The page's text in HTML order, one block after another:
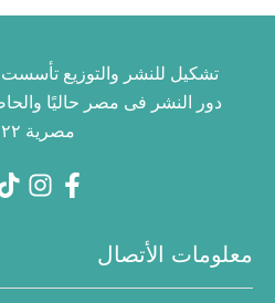
دور النشر فى مصر حاليًا
مصرية ٢٠٢٢
معلومات الأتصال